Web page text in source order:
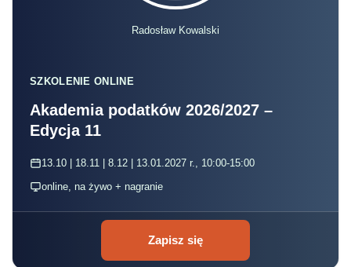
Radosław Kowalski
SZKOLENIE ONLINE
Akademia podatków 2026/2027 –
Edycja 11
13.10 | 18.11 | 8.12 | 13.01.2027 r., 10:00-15:00
online, na żywo + nagranie
Zapisz się